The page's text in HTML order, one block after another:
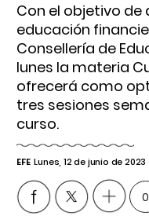
Con el objetivo
educación
Consellería de
lunes la materia
ofrecerá como
tres sesiones
curso.
EFE Lunes, 12 de junio de 2023
0